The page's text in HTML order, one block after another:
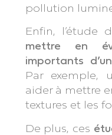
pollution
Enfin, l’étude
mettre en
importants
Par exemple,
aider à mettre
textures et les
De plus, ces